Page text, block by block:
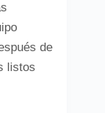
de
listos